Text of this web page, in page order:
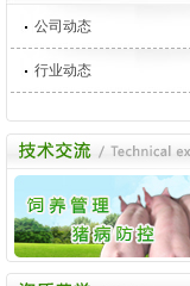
公司动态
行业动态